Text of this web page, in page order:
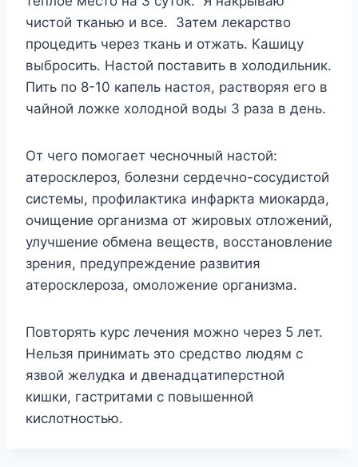
чистой тканью и все. Затем лекарство
процедить через ткань и отжать. Кашицу
выбросить. Настой поставить в холодильник.
Пить по 8-10 капель настоя, растворяя его в
чайной ложке холодной воды 3 раза в день.
От чего помогает чесночный настой:
атеросклероз, болезни сердечно-сосудистой
системы, профилактика инфаркта миокарда,
очищение организма от жировых отложений,
улучшение обмена веществ, восстановление
зрения, предупреждение развития
атеросклероза, омоложение организма.
Повторять курс лечения можно через 5 лет.
Нельзя принимать это средство людям с
язвой желудка и двенадцатиперстной
кишки, гастритами с повышенной
кислотностью.